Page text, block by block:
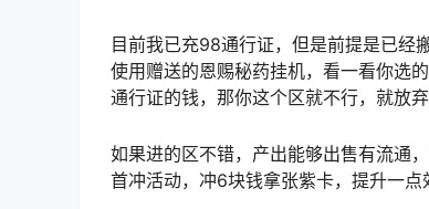
目前我已充98通行证，但是前提是已经
使用赠送的恩赐秘药挂机，看一看你选
通行证的钱，那你这个区就不行，就放
如果进的区不错，产出能够出售有流通
首冲活动，冲6块钱拿张紫卡，提升一点